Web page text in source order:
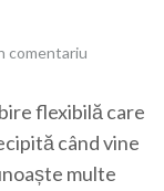
comentariu
flexibilă care
când vine
multe